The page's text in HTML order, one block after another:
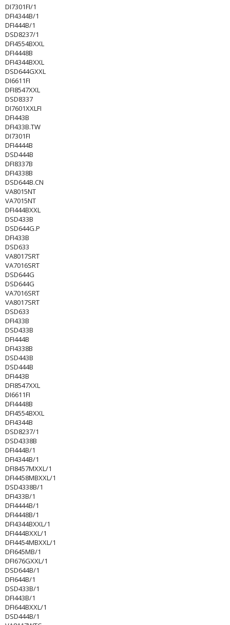
DI7301FI/1
DFI4344B/1
DFI444B/1
DSD8237/1
DFI4554BXXL
DFI4448B
DFI4344BXXL
DSD644GXXL
DI6611FI
DFI8547XXL
DSD8337
DI7601XXLFI
DFI443B
DFI433B.TW
DI7301FI
DFI4444B
DSD444B
DFI8337B
DFI4338B
DSD644B.CN
VA8015NT
VA7015NT
DFI444BXXL
DSD433B
DSD644G.P
DFI433B
DSD633
VA8017SRT
VA7016SRT
DSD644G
DSD644G
VA7016SRT
VA8017SRT
DSD633
DFI433B
DSD433B
DFI444B
DFI4338B
DSD443B
DSD444B
DFI443B
DFI8547XXL
DI6611FI
DFI4448B
DFI4554BXXL
DFI4344B
DSD8237/1
DSD4338B
DFI444B/1
DFI4344B/1
DFI8457MXXL/1
DFI4458MBXXL/1
DSD4338B/1
DFI433B/1
DFI4444B/1
DFI4448B/1
DFI4344BXXL/1
DFI444BXXL/1
DFI4454MBXXL/1
DFI645MB/1
DFI676GXXL/1
DSD644B/1
DFI644B/1
DSD433B/1
DFI443B/1
DFI644BXXL/1
DSD444B/1